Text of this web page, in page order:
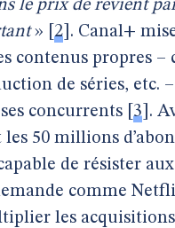
le prix de revient
» 2 . Canal+
contenus propres –
de séries, etc.
concurrents
3 .
50 millions
de résister
comme
les